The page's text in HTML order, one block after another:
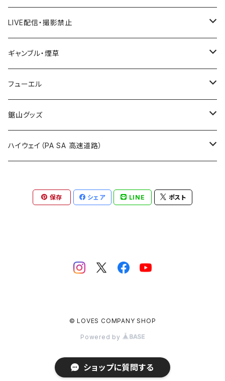
国道600～699号線
国道700～799号線
ROUTE600～699号線
ROUTE700～799号線
ROUTE 600～699号線
ROUTE 700～799号線
ROUTE 600～699号線
ROUTE 700～799号線
Tシャツ
ステッカー
山形県
福島県
茨城県
栃木県
群馬県
LIVE配信・撮影禁止
LIVE配信禁止
撮影禁止
ギャンブル・煙草
ホテルキーホルダー
たばこ・禁煙ステッカー
フューエル
ステッカー
鋸山グッズ
Tシャツ
ステッカー
アクリルキーホルダー
ハイウェイ（PA SA 高速道路）
保存 シェア LINE ポスト
© LOVES COMPANY SHOP
Powered by
ショップに質問する